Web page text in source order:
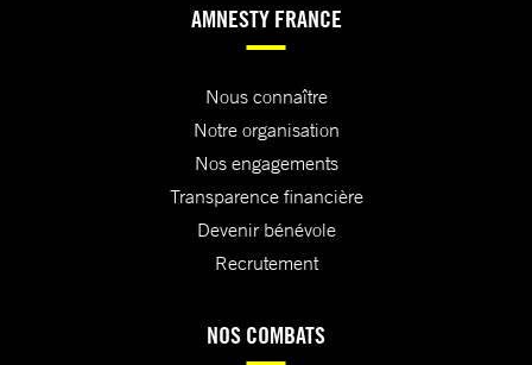
AMNESTY FRANCE
Nous connaître
Notre organisation
Nos engagements
Transparence financière
Devenir bénévole
Recrutement
NOS COMBATS